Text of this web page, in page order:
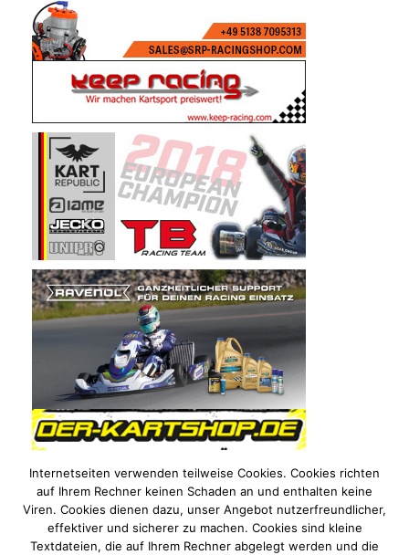
Internetseiten verwenden teilweise Cookies. Cookies richten
auf Ihrem Rechner keinen Schaden an und enthalten keine
Viren. Cookies dienen dazu, unser Angebot nutzerfreundlicher,
effektiver und sicherer zu machen. Cookies sind kleine
Textdateien, die auf Ihrem Rechner abgelegt werden und die